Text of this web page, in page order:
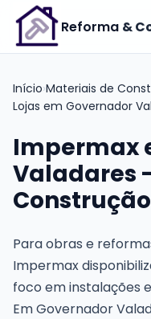
Reforma &
Início›Materiais de
Lojas em Governador
Impermax
Valadares
Construção
Para obras e
Impermax
foco em instalações
Em Governador